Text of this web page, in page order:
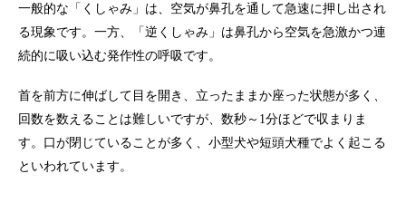
一般的な「くしゃみ」は、空気が鼻孔を通して急速に押し出され
る現象です。一方、「逆くしゃみ」は鼻孔から空気を急激かつ連
続的に吸い込む発作性の呼吸です。
首を前方に伸ばして目を開き、立ったままか座った状態が多く、
回数を数えることは難しいですが、数秒～1分ほどで収まりま
す。口が閉じていることが多く、小型犬や短頭犬種でよく起こる
といわれています。